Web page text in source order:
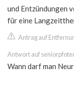
und Entzündungen
für eine
Antrag auf
Antwort auf
Wann darf man